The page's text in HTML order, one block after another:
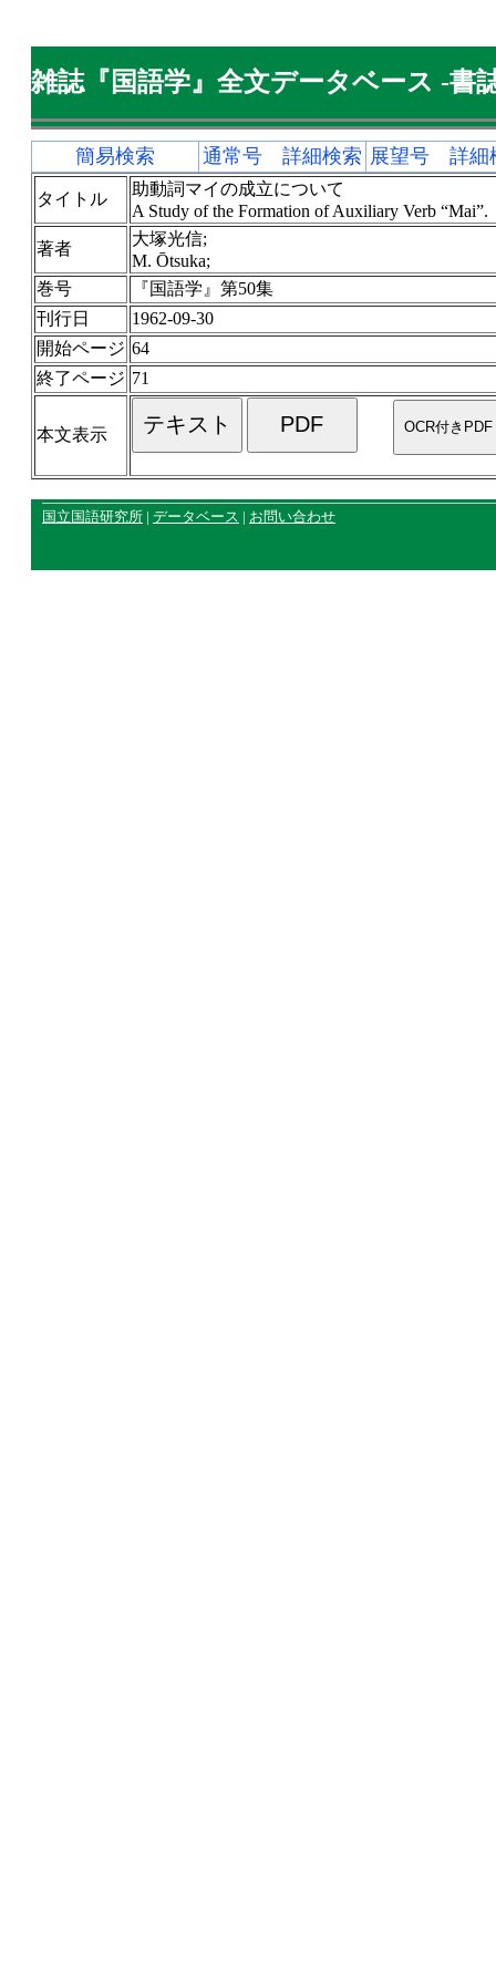
雑誌『国語学』全文データベース -書
簡易検索 通常号 詳細検索 展望号 詳細
タイトル
助動詞マイの成立について
A Study of the Formation of Auxiliary Verb “Mai”.
著者
大塚光信;
M. Ōtsuka;
巻号
『国語学』第50集
刊行日
1962-09-30
開始ページ 64
終了ページ 71
本文表示
国立国語研究所 | データベース | お問い合わせ